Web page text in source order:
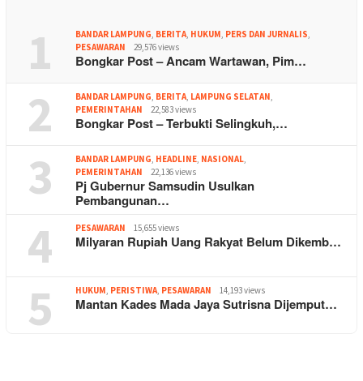
1 BANDAR LAMPUNG BERITA HUKUM PERS DAN JURNALIS
PESAWARAN
29,576 views
Bongkar Post – Ancam Wartawan, Pim…
2 BANDAR LAMPUNG BERITA LAMPUNG SELATAN
PEMERINTAHAN
22,583 views
Bongkar Post – Terbukti Selingkuh,…
3 BANDAR LAMPUNG HEADLINE NASIONAL
PEMERINTAHAN
22,136 views
Pj Gubernur Samsudin Usulkan
Pembangunan…
4 PESAWARAN 15,655 views
Milyaran Rupiah Uang Rakyat Belum Dikemb…
5 HUKUM PERISTIWA PESAWARAN 14,193 views
Mantan Kades Mada Jaya Sutrisna Dijemput…